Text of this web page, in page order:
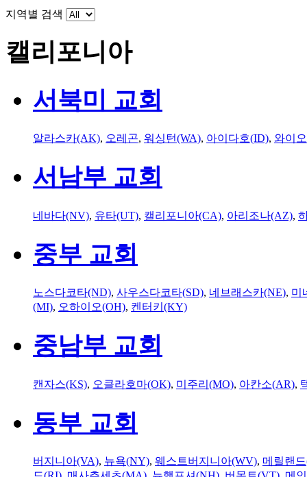
지역별 검색
캘리포니아
서북미 교회
알라스카(AK), 오레곤, 워싱턴(WA), 아이다호(ID), 와이
서남부 교회
네바다(NV), 유타(UT), 캘리포니아(CA), 아리조나(AZ),
중부 교회
노스다코타(ND), 사우스다코타(SD), 네브래스카(NE), 미
(MI), 오하이오(OH), 켄터키(KY)
중남부 교회
캔자스(KS), 오클라호마(OK), 미주리(MO), 아칸소(AR),
동부 교회
버지니아(VA), 뉴욕(NY), 웨스트버지니아(WV), 메릴랜